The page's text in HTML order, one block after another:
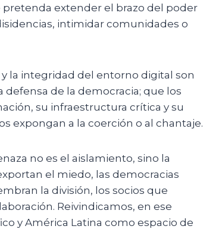
extender el brazo del poder
intimidar comunidades o
la integridad del entorno digital son
defensa de la democracia; que los
su infraestructura crítica y su
expongan a la coerción o al chantaje.
no es el aislamiento, sino la
el miedo, las democracias
la división, los socios que
Reivindicamos, en ese
y América Latina como espacio de